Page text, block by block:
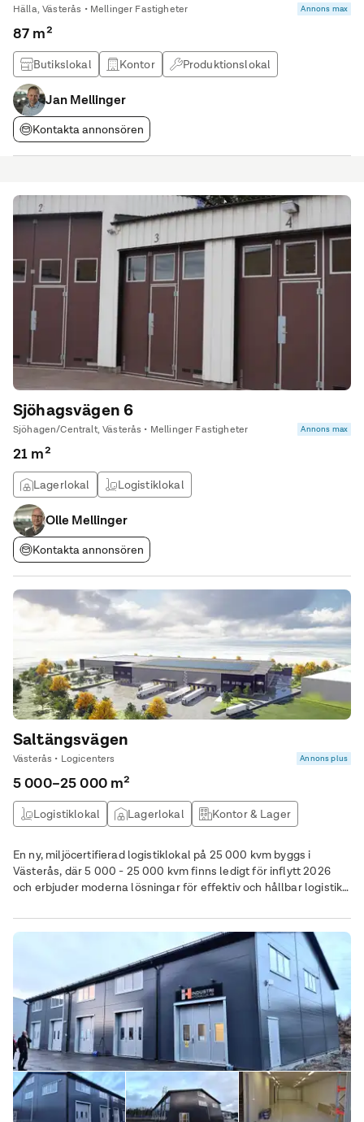
Hälla, Västerås • Mellinger Fastigheter Annons max
87 m²
Butikslokal Kontor
Produktionslokal
Lagerlokal
Jan Mellinger
Kontakta annonsören
Sjöhagsvägen 6
Sjöhagen/Centralt, Västerås • Mellinger Fastigheter Annons max
21 m²
Lagerlokal Logistiklokal
Olle Mellinger
Kontakta annonsören
Saltängsvägen
Västerås • Logicenters Annons plus
5 000–25 000 m²
Logistiklokal Lagerlokal Kontor & Lager
En ny, miljöcertifierad logistiklokal på 25 000 kvm byggs i
Västerås, där 5 000 - 25 000 kvm finns ledigt för inflytt 2026
och erbjuder moderna lösningar för effektiv och hållbar logistik.
åtkomst för lastbilar och god kollektivtrafik för personal.